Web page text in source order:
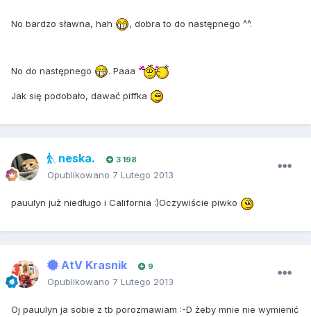
No bardzo sławna, hah , dobra to do następnego ^^.
No do następnego . Paaa
Jak się podobało, dawać piffka
neska. 3 198
Opublikowano 7 Lutego 2013
pauulyn już niedługo i California :)Oczywiście piwko
AtV Krasnik 9
Opublikowano 7 Lutego 2013
Oj pauulyn ja sobie z tb porozmawiam :-D żeby mnie nie wymienić